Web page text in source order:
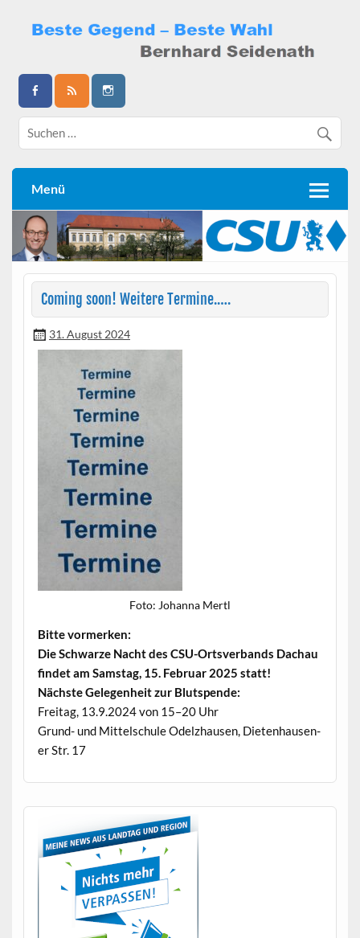
content
Bernhard Seidenath
Menü
Coming soon! Weitere Termine.….
31. August 2024
Foto: Johan­na Mertl
Bitte vormerken:
Die Schwarze Nacht des CSU-Ortsver­bands Dachau
find­et am Sam­stag, 15. Feb­ru­ar 2025 statt!
Näch­ste Gele­gen­heit zur Blutspende:
Fre­itag, 13.9.2024 von 15–20 Uhr
Grund- und Mit­telschule Odelzhausen, Dieten­hausen­
er Str. 17